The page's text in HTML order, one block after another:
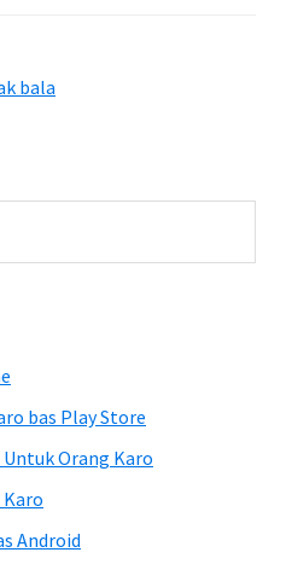
bala
bas Play Store
Orang Karo
Android